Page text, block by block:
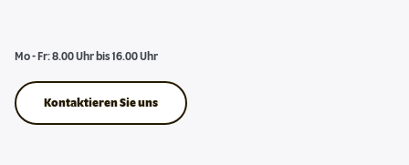
Mo - Fr: 8.00 Uhr bis 16.00 Uhr
Kontaktieren Sie uns